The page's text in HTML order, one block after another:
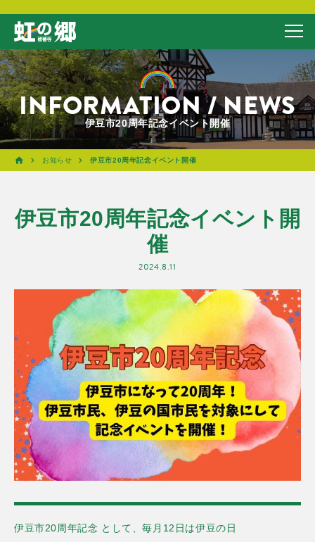
INFORMATION / NEWS
伊豆市20周年記念イベント開催
お知らせ 伊豆市20周年記念イベント開催
伊豆市20周年記念イベント開
催
2024.8.11
伊豆市20周年記念 として、毎月12日は伊豆の日